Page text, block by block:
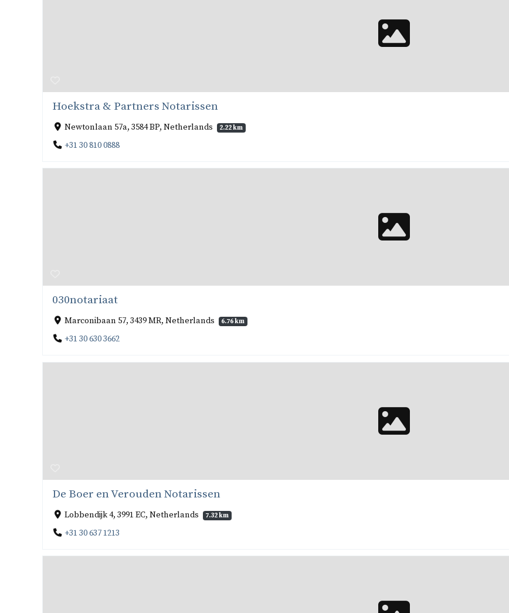
Hoekstra & Partners Notarissen
Newtonlaan 57a, 3584 BP, Netherlands 2.22 km
+31 30 810 0888
030notariaat
Marconibaan 57, 3439 MR, Netherlands 6.76 km
+31 30 630 3662
De Boer en Verouden Notarissen
Lobbendijk 4, 3991 EC, Netherlands 7.32 km
+31 30 637 1213